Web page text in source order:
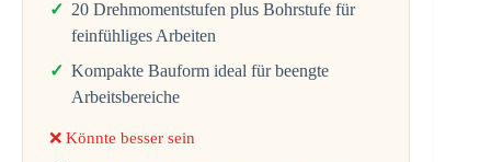
20 Drehmomentstufen plus Bohrstufe für
feinfühliges Arbeiten
Kompakte Bauform ideal für beengte
Arbeitsbereiche
❌ Könnte besser sein